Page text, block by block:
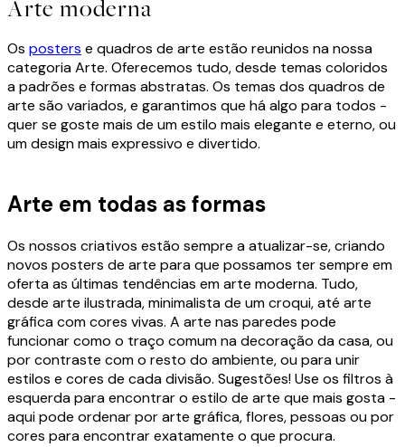
Arte moderna
Os posters e quadros de arte estão reunidos na nossa
categoria Arte. Oferecemos tudo, desde temas coloridos
a padrões e formas abstratas. Os temas dos quadros de
arte são variados, e garantimos que há algo para todos -
quer se goste mais de um estilo mais elegante e eterno, ou
um design mais expressivo e divertido.
Arte em todas as formas
Os nossos criativos estão sempre a atualizar-se, criando
novos posters de arte para que possamos ter sempre em
oferta as últimas tendências em arte moderna. Tudo,
desde arte ilustrada, minimalista de um croqui, até arte
gráfica com cores vivas. A arte nas paredes pode
funcionar como o traço comum na decoração da casa, ou
por contraste com o resto do ambiente, ou para unir
estilos e cores de cada divisão. Sugestões! Use os filtros à
esquerda para encontrar o estilo de arte que mais gosta -
aqui pode ordenar por arte gráfica, flores, pessoas ou por
cores para encontrar exatamente o que procura.